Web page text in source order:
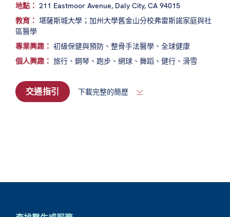
地點： 211 Eastmoor Avenue, Daly City, CA 94015
教育： 堪薩斯城大學；加州大學舊金山分校弗雷斯諾家庭與社
區醫學
專業興趣： 初級保健與預防、整骨手法醫學、全球健康
個人興趣： 旅行、鋼琴、跑步、網球、舞蹈、健行、滑雪
交通指引 下載完整的簡歷